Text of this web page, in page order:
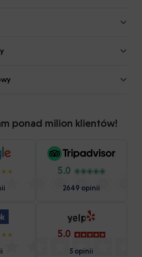
ponad milion klientów!
5.0
2649 opinii
5.0
5 opinii